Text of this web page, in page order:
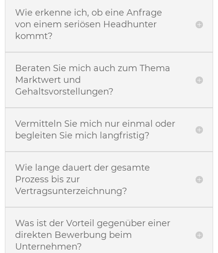
Wie erkenne ich, ob eine Anfrage
von einem seriösen Headhunter
kommt?
Beraten Sie mich auch zum Thema
Marktwert und
Gehaltsvorstellungen?
Vermitteln Sie mich nur einmal oder
begleiten Sie mich langfristig?
Wie lange dauert der gesamte
Prozess bis zur
Vertragsunterzeichnung?
Was ist der Vorteil gegenüber einer
direkten Bewerbung beim
Unternehmen?